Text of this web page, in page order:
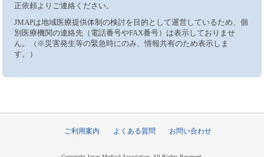
正依頼よりご連絡ください。
JMAPは地域医療提供体制の検討を目的として運営しているため、個
別医療機関の連絡先（電話番号やFAX番号）は表示しておりませ
ん。（※災害発生等の緊急時にのみ、情報共有のため表示しま
す。）
ご利用案内 よくある質問 お問い合わせ